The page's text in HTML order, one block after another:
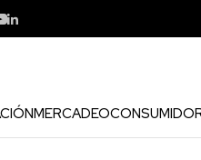
MERCADEO